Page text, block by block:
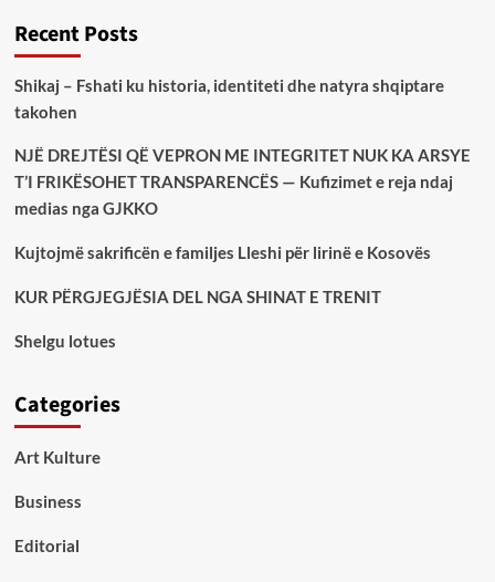
Recent Posts
Shikaj – Fshati ku historia, identiteti dhe natyra shqiptare
takohen
NJË DREJTËSI QË VEPRON ME INTEGRITET NUK KA ARSYE
T’I FRIKËSOHET TRANSPARENCËS — Kufizimet e reja ndaj
medias nga GJKKO
Kujtojmë sakrificën e familjes Lleshi për lirinë e Kosovës
KUR PËRGJEGJËSIA DEL NGA SHINAT E TRENIT
Shelgu lotues
Categories
Art Kulture
Business
Editorial